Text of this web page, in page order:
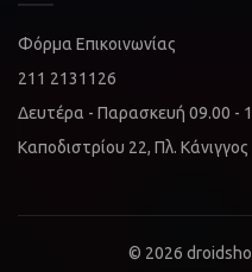
Φόρμα Επικοινωνίας
211 2131126
Δευτέρα - Παρασκευή 09.00 -
Καποδιστρίου 22, Πλ.
© 2026